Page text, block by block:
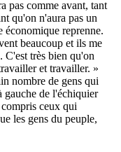
pas comme avant, tant
qu'on n'aura pas un
reprenne.
beaucoup et ils me
C'est très bien qu'on
et travailler. »
nombre de gens qui
gauche de l'échiquier
ceux qui
les gens du peuple,